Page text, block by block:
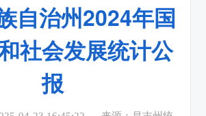
自治州2024年国
社会发展统计公
报